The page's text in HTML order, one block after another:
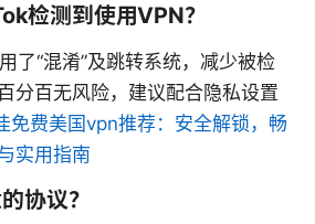
检测到使用VPN？
了“混淆”及跳转系统，减少被检
分百无风险，建议配合隐私设置
免费美国vpn推荐：安全解锁，畅
实用指南
协议？